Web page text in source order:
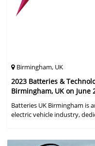
Birmingham, UK
2023 Batteries &
Birmingham, UK on June
Batteries UK Birmingham is
electric vehicle industry,